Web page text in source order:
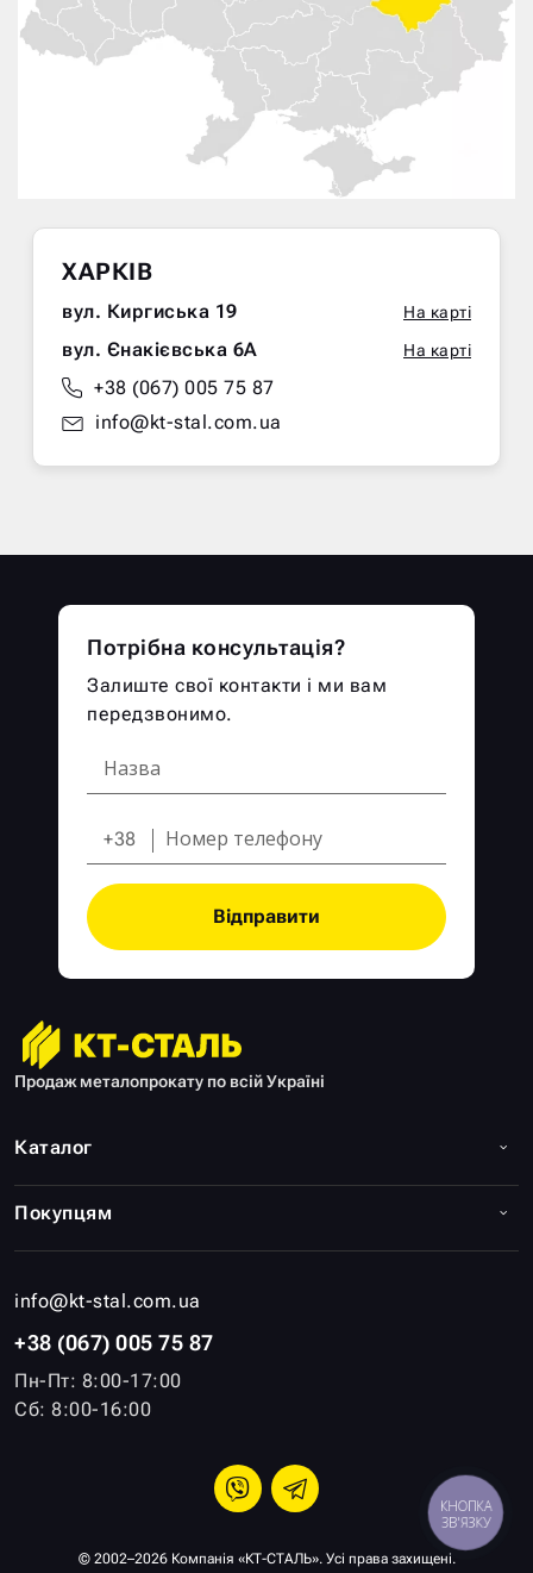
ХАРКІВ
вул. Киргиська 19 На карті
вул. Єнакієвська 6А На карті
+38 (067) 005 75 87
info@kt-stal.com.ua
Продаж металопрокату по всій Україні
info@kt-stal.com.ua
+38 (067) 005 75 87
Пн-Пт: 8:00-17:00
Сб: 8:00-16:00
Каталог
Покупцям
Потрібна консультація?
Залиште свої контакти і ми вам
передзвонимо.
+38
Відправити
© 2002–2026 Компанія «КТ-СТАЛЬ». Усі права захищені.
КНОПКА
ЗВ'ЯЗКУ